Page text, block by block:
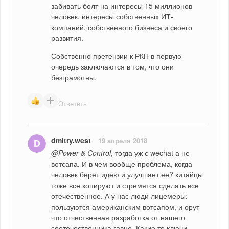
забивать болт на интересы 15 миллионов
человек, интересы собственных ИТ-
компаний, собственного бизнеса и своего
развития.
Собственно претензии к РКН в первую
очередь заключаются в том, что они
безграмотны.
Ответить
dmitry.west 19 апреля 2018
@Power & Control, тогда уж с wechat а не
вотсапа. И в чем вообще проблема, когда
человек берет идею и улучшает ее? китайцы
тоже все копируют и стремятся сделать все
отечественное. А у нас люди лицемеры:
пользуются американским вотсапом, и орут
что отчественная разработка от нашего